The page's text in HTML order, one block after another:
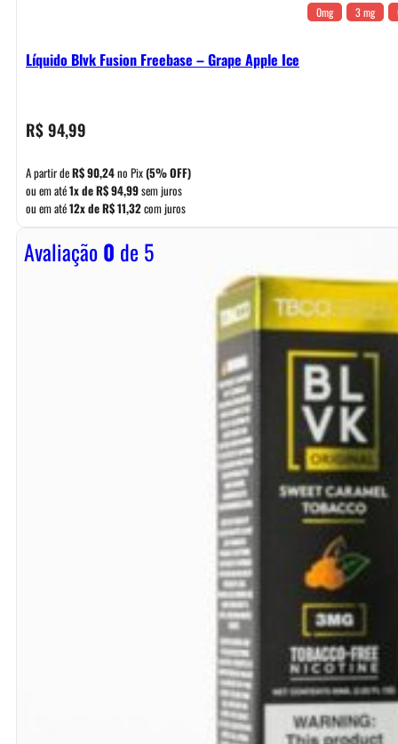
0mg 3 mg
Líquido Blvk Fusion Freebase – Grape Apple Ice
R$94,99
A partir deR$90,24no Pix(5% OFF)
ou em até1x deR$94,99sem juros
ou em até12x deR$11,32com juros
Avaliação0 de 5